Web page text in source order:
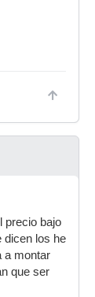
precio bajo
dicen los he
a montar
que ser